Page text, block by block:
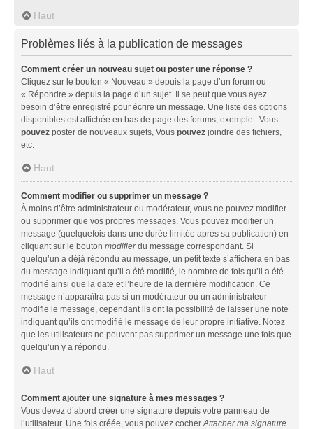
Haut
Problèmes liés à la publication de messages
Comment créer un nouveau sujet ou poster une réponse ?
Cliquez sur le bouton « Nouveau » depuis la page d’un forum ou
« Répondre » depuis la page d’un sujet. Il se peut que vous ayez
besoin d’être enregistré pour écrire un message. Une liste des options
disponibles est affichée en bas de page des forums, exemple : Vous
pouvez poster de nouveaux sujets, Vous pouvez joindre des fichiers,
etc.
Haut
Comment modifier ou supprimer un message ?
À moins d’être administrateur ou modérateur, vous ne pouvez modifier
ou supprimer que vos propres messages. Vous pouvez modifier un
message (quelquefois dans une durée limitée après sa publication) en
cliquant sur le bouton modifierdu message correspondant. Si
quelqu’un a déjà répondu au message, un petit texte s’affichera en bas
du message indiquant qu’il a été modifié, le nombre de fois qu’il a été
modifié ainsi que la date et l’heure de la dernière modification. Ce
message n’apparaîtra pas si un modérateur ou un administrateur
modifie le message, cependant ils ont la possibilité de laisser une note
indiquant qu’ils ont modifié le message de leur propre initiative. Notez
que les utilisateurs ne peuvent pas supprimer un message une fois que
quelqu’un y a répondu.
Haut
Comment ajouter une signature à mes messages ?
Vous devez d’abord créer une signature depuis votre panneau de
l’utilisateur. Une fois créée, vous pouvez cocher Attacher ma signature